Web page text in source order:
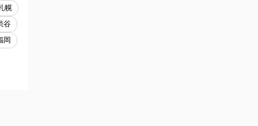
幌
谷
岡